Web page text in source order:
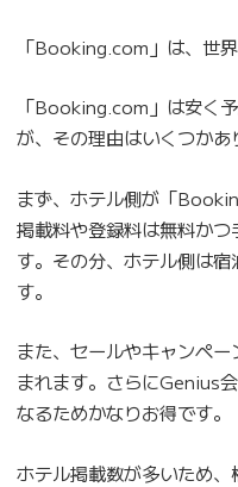
「Booking.com」は、世
「Booking.com」は安く
が、その理由はいくつかあ
まず、ホテル側が「
掲載料や登録料は無料か
す。その分、ホテル側は
す。
また、セールやキャンペ
まれます。さらにGenius
なるためかなりお得です。
ホテル掲載数が多いため